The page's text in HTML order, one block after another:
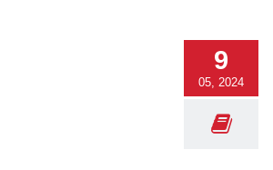
9
05, 2024